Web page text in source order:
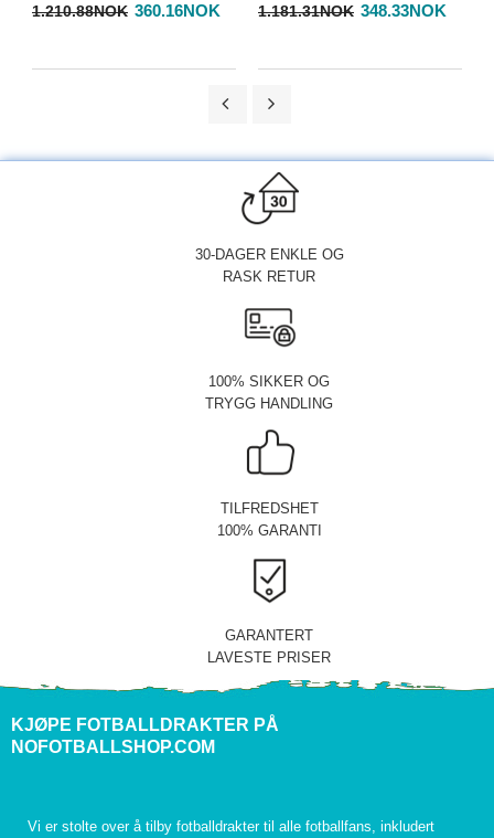
1.210.88NOK 360.16NOK 1.181.31NOK 348.33NOK
30-DAGER ENKLE OG
RASK RETUR
100% SIKKER OG
TRYGG HANDLING
TILFREDSHET
100% GARANTI
GARANTERT
LAVESTE PRISER
KJØPE FOTBALLDRAKTER PÅ
NOFOTBALLSHOP.COM
Vi er stolte over å tilby fotballdrakter til alle fotballfans, inkludert